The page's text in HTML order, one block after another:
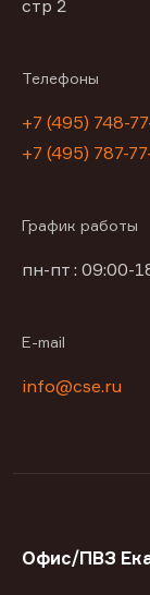
стр 2
Телефоны
+7 (495) 748-
+7 (495) 787-
График работы
пн-пт : 09:00-
E-mail
info@cse.ru
Офис/ПВЗ